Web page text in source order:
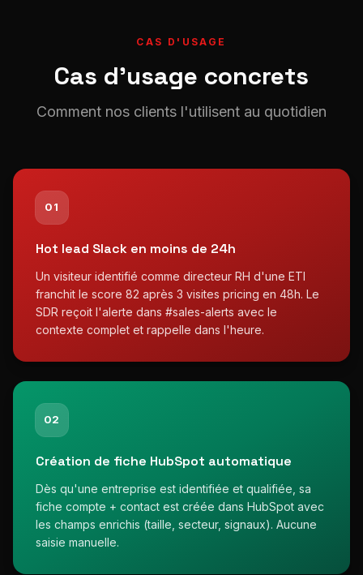
CAS D'USAGE
Cas d'usage concrets
Comment nos clients l'utilisent au quotidien
01
Hot lead Slack en moins de 24h
Un visiteur identifié comme directeur RH d'une ETI
franchit le score 82 après 3 visites pricing en 48h. Le
SDR reçoit l'alerte dans #sales-alerts avec le
contexte complet et rappelle dans l'heure.
02
Création de fiche HubSpot automatique
Dès qu'une entreprise est identifiée et qualifiée, sa
fiche compte + contact est créée dans HubSpot avec
les champs enrichis (taille, secteur, signaux). Aucune
saisie manuelle.